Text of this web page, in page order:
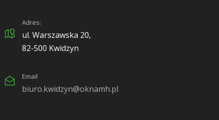
Adres:
ul. Warszawska 20,
82-500 Kwidzyn
Email
biuro.kwidzyn@oknamh.pl